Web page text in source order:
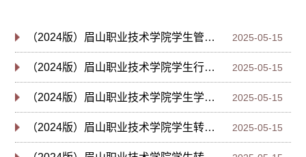
（2024版）眉山职业技术学院学生管理规定 2025-05-15
（2024版）眉山职业技术学院学生行为规范 2025-05-15
（2024版）眉山职业技术学院学生学籍管理办法 2025-05-15
（2024版）眉山职业技术学院学生转专业实施细则 2025-05-15